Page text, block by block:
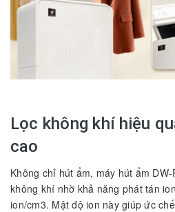
Lọc không khí hiệu
cao
Không chỉ hút ẩm, máy hút ẩm
không khí nhờ khả năng phát tán
ion/cm3. Mật độ ion này giúp ức